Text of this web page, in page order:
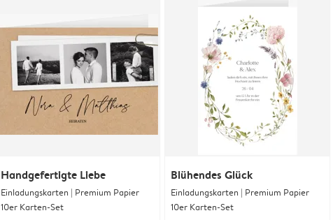
Handgefertigte Liebe
Einladungskarten | Premium Papier
10er Karten-Set
Blühendes Glück
Einladungskarten | Premium Papier
10er Karten-Set